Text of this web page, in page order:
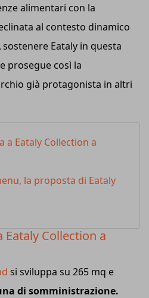
alimentari con la
al contesto dinamico
Eataly in questa
prosegue così la
già protagonista in altri
a Eataly Collection a
la proposta di Eataly
Eataly Collection a
si sviluppa su 265 mq e
di somministrazione.